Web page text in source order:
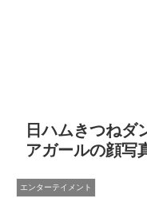
日ハムきつねダ
アガールの顔写
エンターテイメント